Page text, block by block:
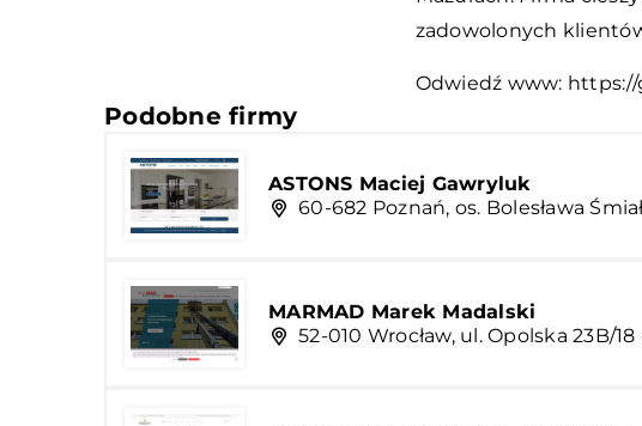
zadowolonych
Odwiedź www:
Podobne firmy
ASTONS Maciej Gawryluk
60-682 Poznań, os. Bolesława
MARMAD Marek Madalski
52-010 Wrocław, ul. Opolska 23B/18